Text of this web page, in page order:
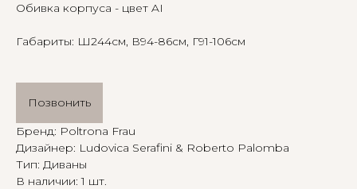
Обивка корпуса - цвет AI
Габариты: Ш244см, В94-86см, Г91-106см
Позвонить
Бренд: Poltrona Frau
Дизайнер: Ludovica Serafini & Roberto Palomba
Тип: Диваны
В наличии: 1 шт.